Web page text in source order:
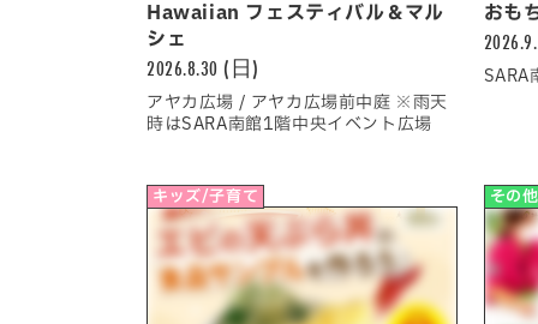
Hawaiian フェスティバル＆マル
シェ
2026.8.30 (日)
アヤカ広場 / アヤカ広場前中庭 ※雨天
時はSARA南館1階中央イベント広場
おも
SARA
キッズ/子育て その